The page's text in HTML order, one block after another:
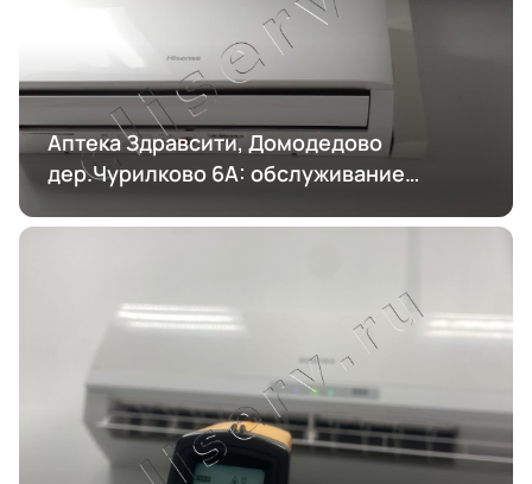
Аптека Здравсити, Домодедово
дер.Чурилково 6А: обслуживание